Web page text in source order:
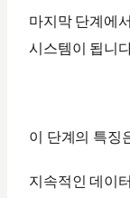
마지막 단계에
시스템이 됩니
이 단계의 특징
지속적인 데이